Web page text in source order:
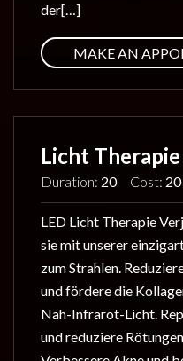
der[…]
MAKE AN
Licht Therapie
Duration: 20 Cost:
LED Licht Therapie
sie mit unserer
zum Strahlen.
und fördere die
Nah-Infrarot-Licht.
und reduziere